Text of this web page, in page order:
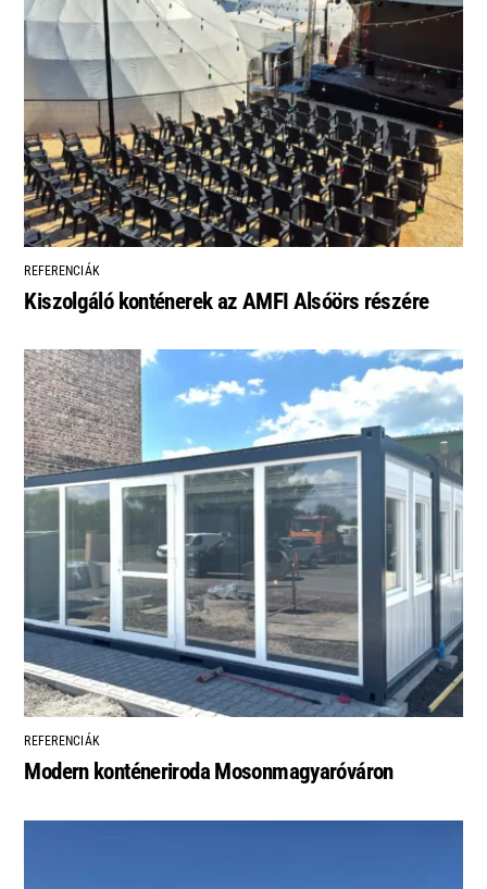
REFERENCIÁK
Kiszolgáló konténerek az AMFI Alsóörs részére
REFERENCIÁK
Modern konténeriroda Mosonmagyaróváron